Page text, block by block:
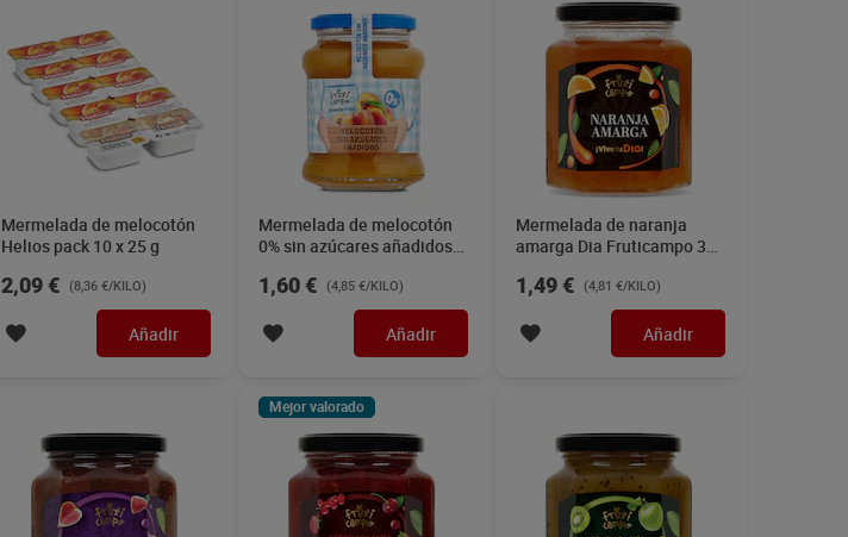
Mermelada de melocotón
Helios pack 10 x 25 g
2,09 € (8,36 €/KILO)
Añadir
Mermelada de melocotón
0% sin azúcares añadidos
1,60 € (4,85 €/KILO)
Añadir
Mermelada de naranja
amarga Dia Fruticampo 310
1,49 € (4,81 €/KILO)
Añadir
Mejor valorado